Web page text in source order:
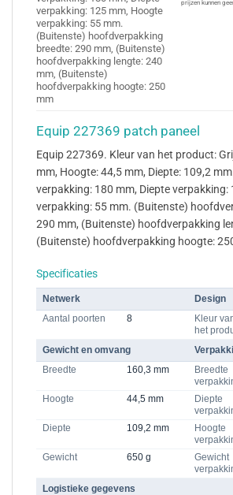
verpakking: 125 mm, Hoogte
verpakking: 55 mm.
(Buitenste) hoofdverpakking
breedte: 290 mm, (Buitenste)
hoofdverpakking lengte: 240
mm, (Buitenste)
hoofdverpakking hoogte: 250
mm
prijzen kunnen
Equip 227369 patch paneel
Equip 227369. Kleur van het product:
mm, Hoogte: 44,5 mm, Diepte: 109,2
verpakking: 180 mm, Diepte verpakking:
verpakking: 55 mm. (Buitenste)
290 mm, (Buitenste) hoofdverpakking
(Buitenste) hoofdverpakking hoogte:
Specificaties
Netwerk
Design
Aantal poorten
8
Kleur
het
Gewicht en omvang
Breedte
160,3 mm
Breedte
Hoogte 44,5 mm
Diepte
Diepte 109,2 mm
Hoogte
Gewicht 650 g
Gewicht
Logistieke gegevens